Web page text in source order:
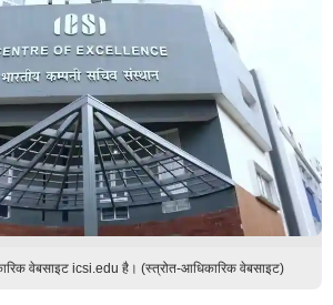
वेबसाइट icsi.edu है। (स्त्रोत-आधिकारिक वेबसाइट)